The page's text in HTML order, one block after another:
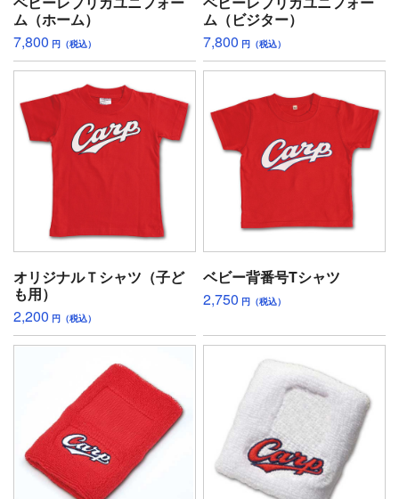
ム（ホーム）
7,800 円（税込）
ム（ビジター）
7,800 円（税込）
オリジナルＴシャツ（子ど
も用）
2,200 円（税込）
ベビー背番号Tシャツ
2,750 円（税込）